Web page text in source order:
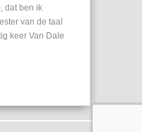
dat ben ik
van de taal
keer Van Dale